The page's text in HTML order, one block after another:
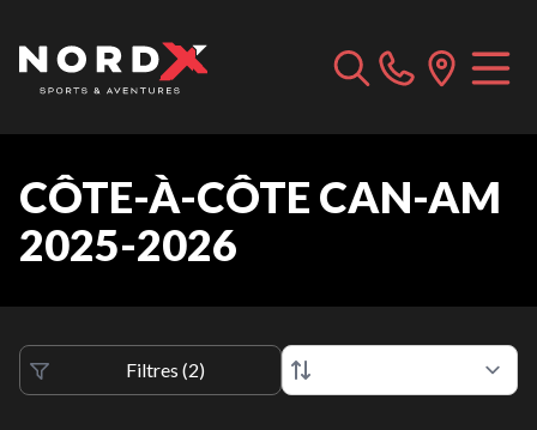
CÔTE-À-CÔTE CAN-AM
2025-2026
Filtres (2)